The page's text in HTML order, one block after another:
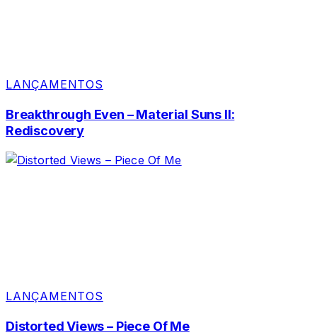
LANÇAMENTOS
Breakthrough Even – Material Suns II:
Rediscovery
LANÇAMENTOS
Distorted Views – Piece Of Me